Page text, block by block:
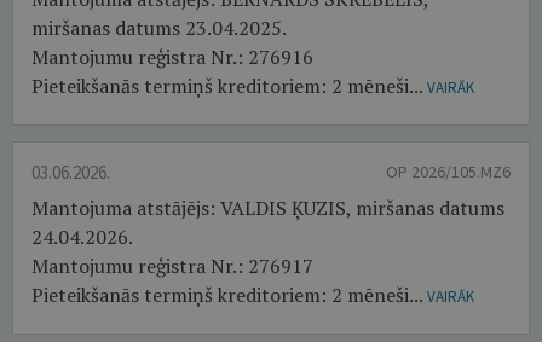
miršanas datums 23.04.2025.
Mantojumu reģistra Nr.: 276916
Pieteikšanās termiņš kreditoriem: 2 mēneši... VAIRĀK
03.06.2026. OP 2026/105.MZ6
Mantojuma atstājējs: VALDIS ĶUZIS, miršanas datums
24.04.2026.
Mantojumu reģistra Nr.: 276917
Pieteikšanās termiņš kreditoriem: 2 mēneši... VAIRĀK